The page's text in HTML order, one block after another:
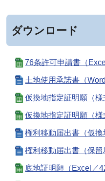
ダウンロード
76条許可申請書（
土地使用承諾書（
仮換地指定証明願（様
仮換地指定証明願（様
権利移動届出書（仮換
権利移動届出書（保留
底地証明願（Excel／